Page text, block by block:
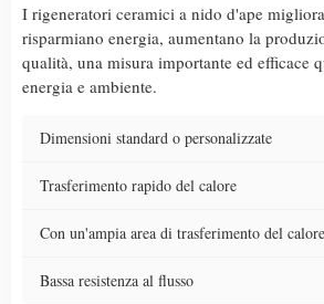
I rigeneratori ceramici a nido d'ape
risparmiano energia, aumentano la
qualità, una misura importante ed efficace
energia e ambiente.
Dimensioni standard o personalizzate
Trasferimento rapido del calore
Con un'ampia area di trasferimento del
Bassa resistenza al flusso